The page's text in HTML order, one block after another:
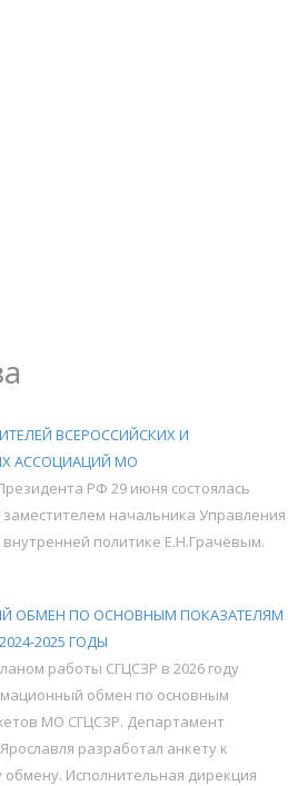
ВСЕРОССИЙСКИХ И
АССОЦИАЦИЙ МО
РФ 29 июня состоялась
заместителем начальника Управления
политике Е.Н.Грачёвым.
ОБМЕН ПО ОСНОВНЫМ ПОКАЗАТЕЛЯМ
2025 ГОДЫ
работы СГЦСЗР в 2026 году
обмен по основным
МО СГЦСЗР. Департамент
разработал анкету к
Исполнительная дирекция